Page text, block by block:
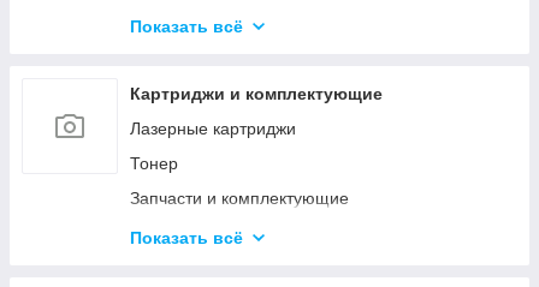
Материалы для бурения и эксплуатации
Гипохлориты
Показать всё
Картриджи и комплектующие
Лазерные картриджи
Тонер
Запчасти и комплектующие
Средства для обслуживания КМА
Показать всё